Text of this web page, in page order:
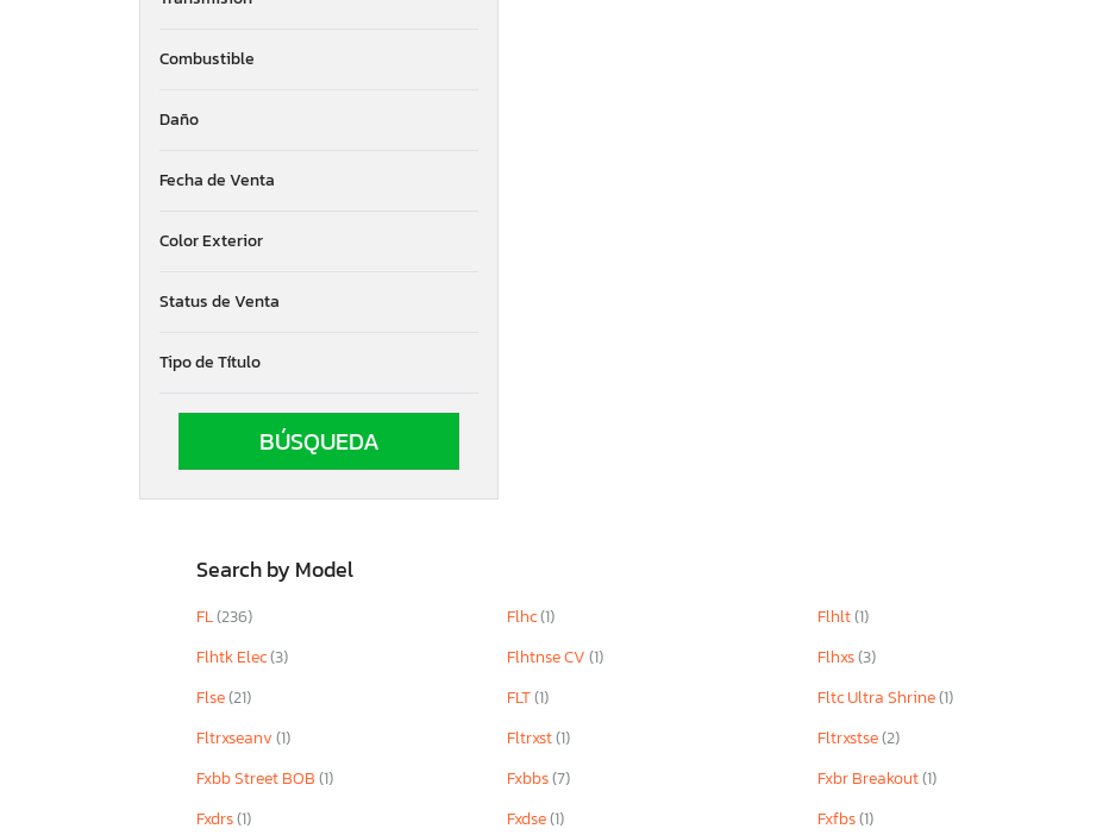
Combustible
Daño
Fecha de Venta
Color Exterior
Status de Venta
Tipo de Título
Search by Model
FL(236) Flhc(1) Flhlt(1)
Flhtk Elec(3) Flhtnse CV(1) Flhxs(3)
Flse(21) FLT(1) Fltc Ultra Shrine(1)
Fltrxseanv(1) Fltrxst(1) Fltrxstse(2)
Fxbb Street BOB(1) Fxbbs(7) Fxbr Breakout(1)
Fxdrs(1) Fxdse(1) Fxfbs(1)